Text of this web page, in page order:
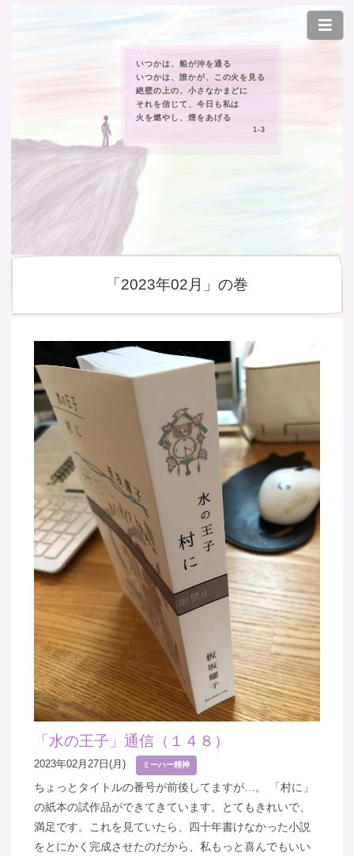
いつかは、船が沖を通る
いつかは、誰かが、この火を見る
絶壁の上の、小さなかまどに
それを信じて、今日も私は
火を燃やし、煙をあげる
1-3
「2023年02月」の巻
「水の王子」通信（１４８）
2023年02月27日(月) ミーハー精神
ちょっとタイトルの番号が前後してますが…。 「村に」
の紙本の試作品ができてきています。とてもきれいで、
満足です。これを見ていたら、四十年書けなかった小説
をとにかく完成させたのだから、私もっと喜んでもいい